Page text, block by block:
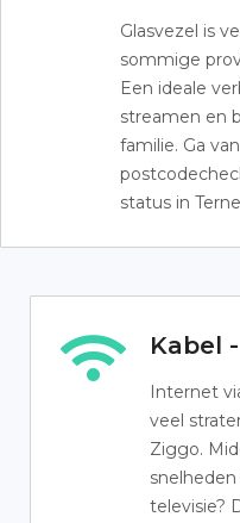
Glasvezel is
sommige
Een ideale
streamen en
familie. Ga
status in
Kabel
Internet
veel
Ziggo.
televisie?